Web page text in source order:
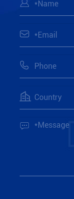




